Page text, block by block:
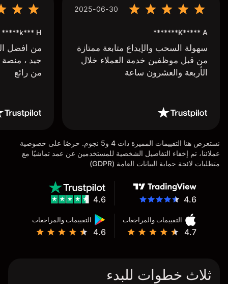
2025-06-30
K***** A*******
سهولة السحب والإيداع متابعة ممتازة
من قبل موظفين خدمة العملاء خلال
الأربعة والعشرون ساعة
k*** H*****
من افضل
جيد ،
من رائع
نستعرض هنا التقييمات المميزة ذات 4 و5 نجوم. حرصًا على خصوصية
عملائنا، تم إخفاء التفاصيل الشخصية للمستخدمين عن عمد تماشيًا مع
متطلبات لائحة حماية البيانات العامة (GDPR)
4.6
التقييمات والمراجعات
4.7
التقييمات والمراجعات
4.6
4.6
ثلاث خطوات للبدء